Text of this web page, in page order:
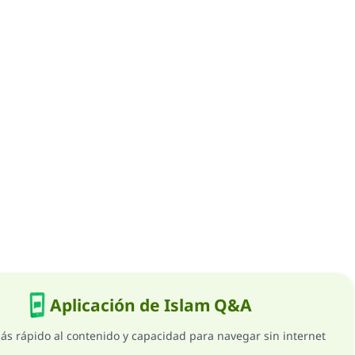
Aplicación de Islam Q&A
rápido al contenido y capacidad para navegar sin internet